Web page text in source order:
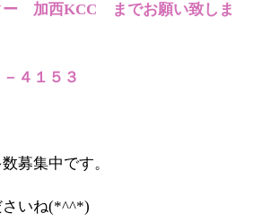
ー 加西KCC までお願い致しま
４１５３
募集中です。
さいね(*^^*)